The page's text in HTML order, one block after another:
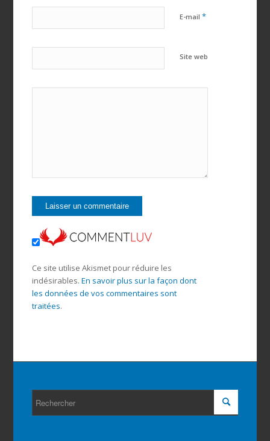
E-mail *
Site web
Ce site utilise Akismet pour réduire les
indésirables. En savoir plus sur la façon dont
les données de vos commentaires sont
traitées.